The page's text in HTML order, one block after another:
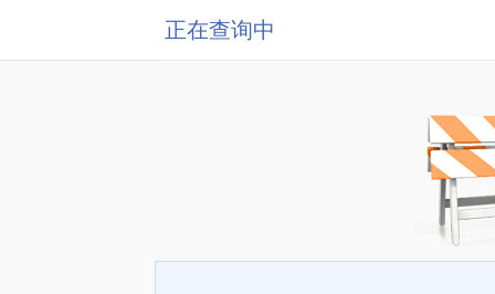
正在查询中